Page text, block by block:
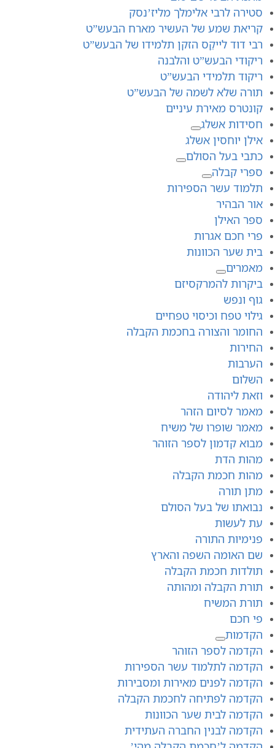
סטירה לרבי אלימלך מליז’נסק
קריאת שמע של העשיר מארח הבעש”ט
רבי דוד לייקֵס הזקן תלמידו של הבעש”ט
ריקודי הבעש”ט והלבנה
ריקוד תלמידי הבעש”ט
תורה שלא לשמה של הבעש”ט
קונטרס מאירת עיניים
חסידות אשלג
אילן יוחסין אשלג
כתבי בעל הסולם
ספרי קבלה
תלמוד עשר הספירות
אור הבהיר
ספר האילן
פרי חכם אגרות
בית שער הכוונות
מאמרים
ביקרות להמרקסיזם
גוף ונפש
גילוי טפח וכיסוי טפחיים
החומר והצורה בחכמת הקבלה
החירות
הערבות
השלום
וזאת ליהודה
מאמר לסיום הזהר
מאמר שופרו של משיח
מבוא קדמון לספר הזוהר
מהות הדת
מהות חכמת הקבלה
מתן תורה
נבואתו של בעל הסולם
עת לעשות
פנימיות התורה
שם האומה השפה והארץ
תולדות חכמת הקבלה
תורת הקבלה ומהותה
תורת המשיח
פי חכם
הקדמות
הקדמה לספר הזוהר
הקדמה לתלמוד עשר הספירות
הקדמה לפנים מאירות ומסבירות
הקדמה לפתיחה לחכמת הקבלה
הקדמה לבית שער הכוונות
הקדמה לבנין החברה העתידית